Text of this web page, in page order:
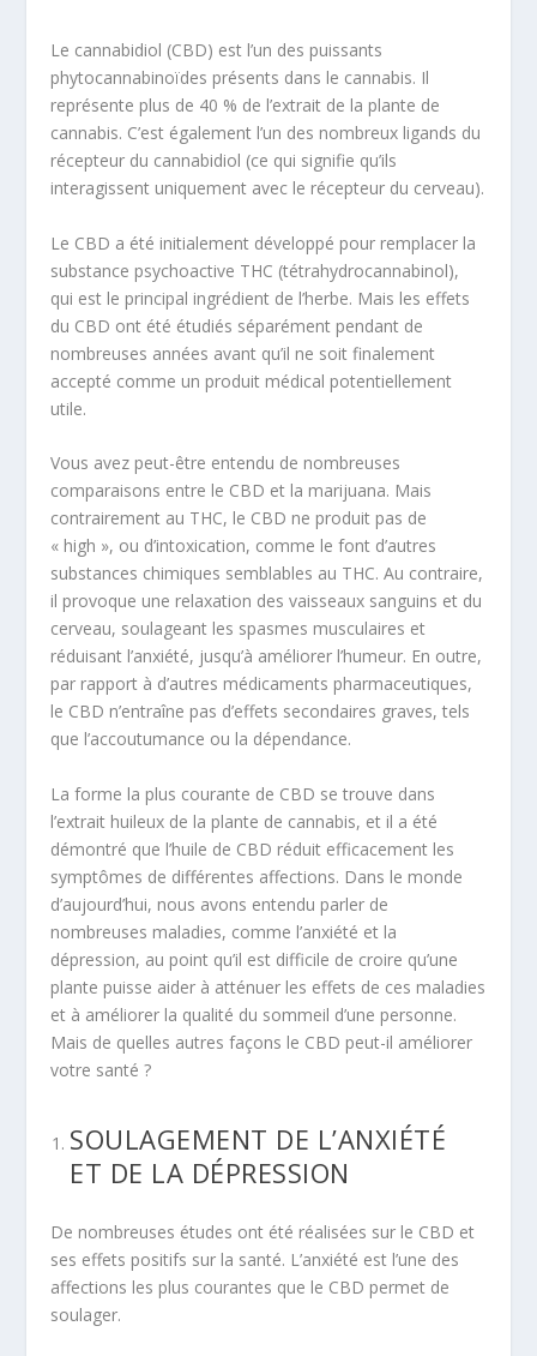
Le cannabidiol (CBD) est l’un des puissants
phytocannabinoïdes présents dans le cannabis. Il
représente plus de 40 % de l’extrait de la plante de
cannabis. C’est également l’un des nombreux ligands du
récepteur du cannabidiol (ce qui signifie qu’ils
interagissent uniquement avec le récepteur du cerveau).
Le CBD a été initialement développé pour remplacer la
substance psychoactive THC (tétrahydrocannabinol),
qui est le principal ingrédient de l’herbe. Mais les effets
du CBD ont été étudiés séparément pendant de
nombreuses années avant qu’il ne soit finalement
accepté comme un produit médical potentiellement
utile.
Vous avez peut-être entendu de nombreuses
comparaisons entre le CBD et la marijuana. Mais
contrairement au THC, le CBD ne produit pas de
« high », ou d’intoxication, comme le font d’autres
substances chimiques semblables au THC. Au contraire,
il provoque une relaxation des vaisseaux sanguins et du
cerveau, soulageant les spasmes musculaires et
réduisant l’anxiété, jusqu’à améliorer l’humeur. En outre,
par rapport à d’autres médicaments pharmaceutiques,
le CBD n’entraîne pas d’effets secondaires graves, tels
que l’accoutumance ou la dépendance.
La forme la plus courante de CBD se trouve dans
l’extrait huileux de la plante de cannabis, et il a été
démontré que l’huile de CBD réduit efficacement les
symptômes de différentes affections. Dans le monde
d’aujourd’hui, nous avons entendu parler de
nombreuses maladies, comme l’anxiété et la
dépression, au point qu’il est difficile de croire qu’une
plante puisse aider à atténuer les effets de ces maladies
et à améliorer la qualité du sommeil d’une personne.
Mais de quelles autres façons le CBD peut-il améliorer
votre santé ?
SOULAGEMENT DE L’ANXIÉTÉ
ET DE LA DÉPRESSION
De nombreuses études ont été réalisées sur le CBD et
ses effets positifs sur la santé. L’anxiété est l’une des
affections les plus courantes que le CBD permet de
soulager.